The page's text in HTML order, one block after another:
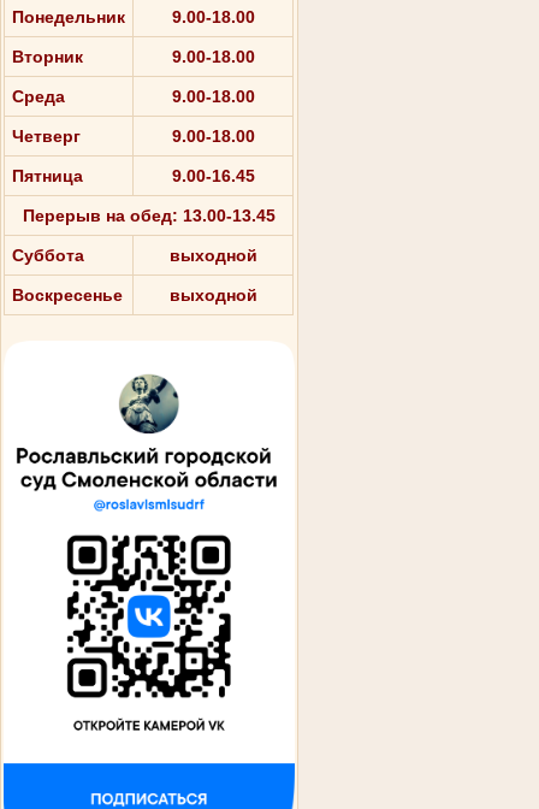
Понедельник 9.00-18.00
Вторник 9.00-18.00
Среда 9.00-18.00
Четверг 9.00-18.00
Пятница 9.00-16.45
Перерыв на обед: 13.00-13.45
Суббота выходной
Воскресенье выходной